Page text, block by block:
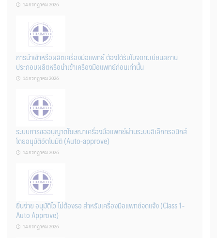
14 กรกฎาคม 2026
การนำเข้าหรือผลิตเครื่องมือแพทย์ ต้องได้รับใบจดทะเบียนสถาน
ประกอบผลิตหรือนำเข้าเครื่องมือแพทย์ก่อนเท่านั้น
14 กรกฎาคม 2026
ระบบการขออนุญาตโฆษณาเครื่องมือแพทย์ผ่านระบบอิเล็กทรอนิกส์
โดยอนุมัติอัตโนมัติ (Auto-approve)
14 กรกฎาคม 2026
ยื่นง่าย อนุมัติไว ไม่ต้องรอ สำหรับเครื่องมือแพทย์จดแจ้ง (Class 1-
Auto Approve)
14 กรกฎาคม 2026